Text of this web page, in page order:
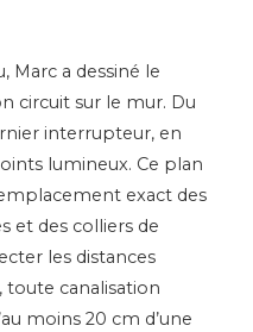
Marc a dessiné le
circuit sur le mur. Du
interrupteur, en
lumineux. Ce plan
exact des
et des colliers de
les distances
toute canalisation
moins 20 cm d’une